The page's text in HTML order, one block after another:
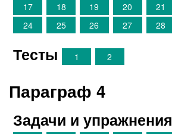
17
18 19 20 21
24
25 26 27 28
Тесты 1 2
Параграф 4
Задачи и упражнения